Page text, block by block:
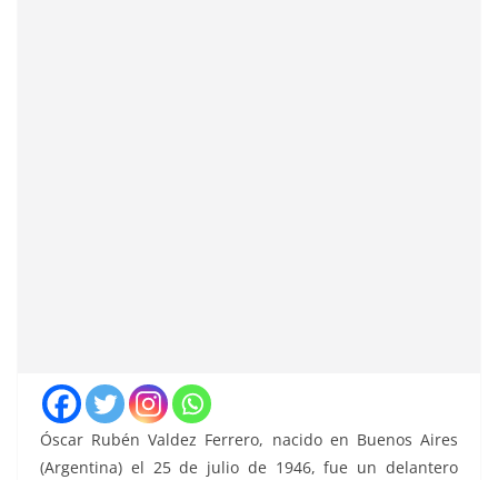
Óscar Rubén Valdez Ferrero, nacido en Buenos Aires
(Argentina) el 25 de julio de 1946, fue un delantero